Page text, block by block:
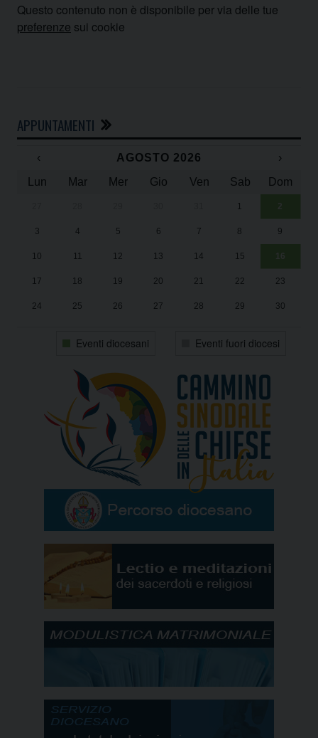
Questo contenuto non è disponibile per via delle tue
preferenze sui cookie
APPUNTAMENTI
‹ AGOSTO 2026
›
Lun
Mar Mer Gio Ven Sab Dom
1 2
3 4 5 6 7 8 9
10 11 12 13 14 15 16
17 18 19 20 21 22 23
24 25 26 27 28 29 30
Eventi diocesani Eventi fuori diocesi